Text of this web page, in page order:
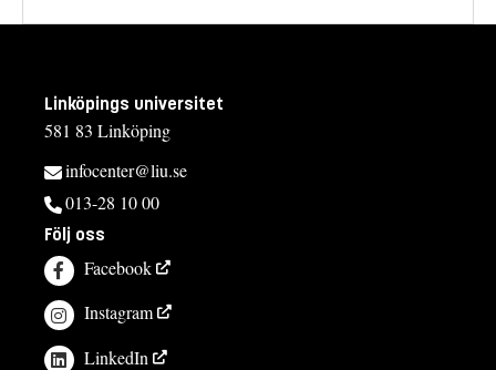
Linköpings universitet
581 83 Linköping
infocenter@liu.se
013-28 10 00
Följ oss
Facebook
Instagram
LinkedIn